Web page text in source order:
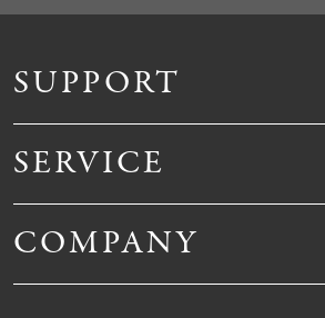
SUPPORT
SERVICE
COMPANY